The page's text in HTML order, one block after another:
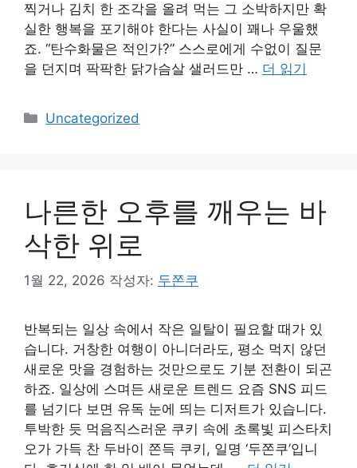
찍거나 김치 한 조각을 올려 먹는 그 소박하지만 확
실한 행복을 포기해야 한다는 사실이 꽤나 우울했
죠. “탄수화물은 적인가?” 스스로에게 수없이 질문
을 던지며 팍팍한 닭가슴살 샐러드만 … 더 읽기
카
Uncategorized
나른한 오후를 깨우는 바
삭한 위로
1월 22, 2026 작성자: 두쫀쿠
반복되는 일상 속에서 작은 일탈이 필요할 때가 있
습니다. 거창한 여행이 아니더라도, 평소 먹지 않던
새로운 맛을 경험하는 것만으로도 기분 전환이 되곤
하죠. 일상에 스며든 새로운 트렌드 요즘 SNS 피드
를 넘기다 보면 유독 눈에 띄는 디저트가 있습니다.
투박한 듯 먹음직스러운 쿠키 속에 초록빛 피스타치
오가 가득 찬 두바이 쫀득 쿠키, 일명 ‘두쫀쿠’입니